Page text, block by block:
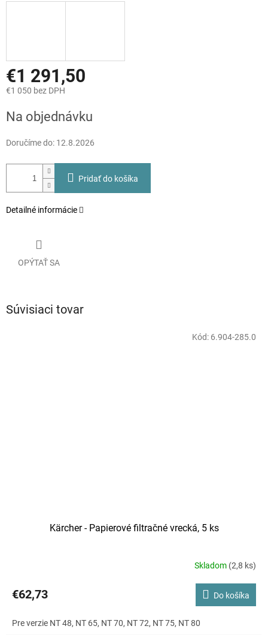
€1 291,50
€1 050 bez DPH
cena:
Na objednávku
Doručíme do: 12.8.2026
Pridať do košíka
Detailné informácie
OPÝTAŤ SA
Súvisiaci tovar
Kärcher - Papierové filtračné vrecká, 5 ks
Skladom (2,8 ks)
€62,73 Do košíka
Pre verzie NT 48, NT 65, NT 70, NT 72, NT 75, NT 80
Kód: 6.904-285.0